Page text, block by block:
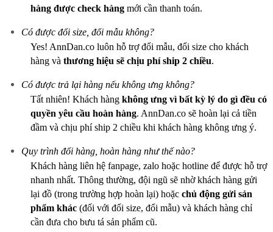
hàng được check hàng mới cần thanh toán.
Có được đổi size, đổi mẫu không?
Yes! AnnDan.co luôn hỗ trợ đổi mẫu, đổi size cho khách
hàng và thương hiệu sẽ chịu phí ship 2 chiều.
Có được trả lại hàng nếu không ưng không?
Tất nhiên! Khách hàng không ưng vì bất kỳ lý do gì đều có
quyền yêu cầu hoàn hàng. AnnDan.co sẽ hoàn lại cả tiền
đầm và chịu phí ship 2 chiều khi khách hàng không ưng ý.
Quy trình đổi hàng, hoàn hàng như thế nào?
Khách hàng liên hệ fanpage, zalo hoặc hotline để được hỗ trợ
nhanh nhất. Thông thường, đội ngũ sẽ nhờ khách hàng gửi
lại đồ (trong trường hợp hoàn lại) hoặc chủ động gửi sản
phẩm khác (đối với đổi size, đổi mẫu) và khách hàng chỉ
cần đưa cho bưu tá sản phẩm cũ.